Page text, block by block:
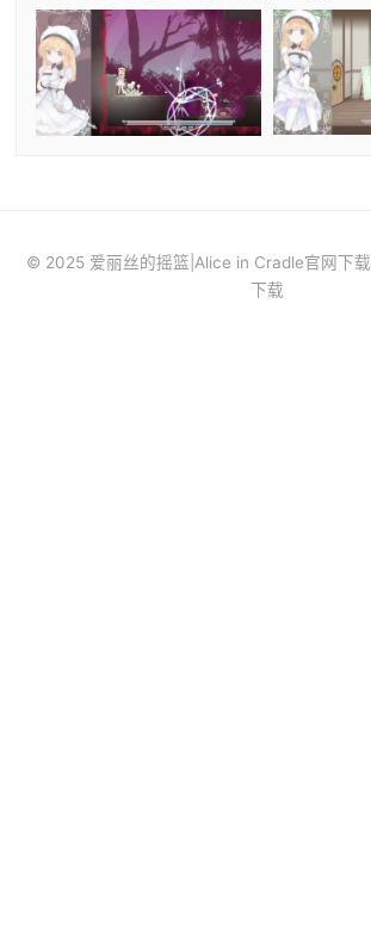
© 2025 爱丽丝的摇篮|Alice in Cradle官网下
下载